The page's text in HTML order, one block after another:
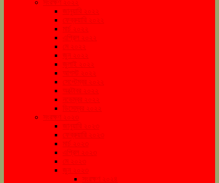
সংরক্ষণ ২০২২
জানুয়ারি ২০২২
ফেব্রুয়ারি ২০২২
মার্চ ২০২২
এপ্রিল ২০২২
মে ২০২২
জুন ২০২২
জুলাই ২০২২
আগস্ট ২০২২
সেপ্টেম্বর ২০২২
অক্টোবর ২০২২
নভেম্বর ২০২২
ডিসেম্বর ২০২২
সংরক্ষণ ২০২৩
জানুয়ারি ২০২৩
ফেব্রুয়ারি ২০২৩
মার্চ ২০২৩
এপ্রিল ২০২৩
মে ২০২৩
জুন ২০২৩
সংরক্ষণ ২০২৪